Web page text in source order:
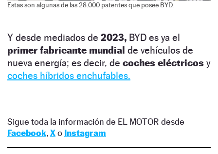
Estas son algunas de las 28.000 patentes que posee BYD.
Y desde mediados de 2023, BYD es ya el
primer fabricante mundial de vehículos de
nueva energía; es decir, de coches eléctricos y
coches híbridos enchufables.
Sigue toda la información de EL MOTOR desde
Facebook, Xo Instagram